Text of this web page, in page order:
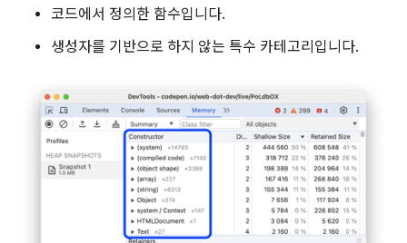
코드에서 정의한 함수입니다.
생성자를 기반으로 하지 않는 특수 카테고리입니다.